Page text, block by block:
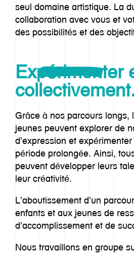
seul domaine artistique. La
collaboration avec vous et
des possibilités et des
Expérimenter
Grâce à nos parcours longs,
jeunes peuvent explorer de
d’expression et
période prolongée. Ainsi,
peuvent développer leurs
leur créativité.
L’aboutissement d’un
enfants et aux jeunes de
d’accomplissement et de
Nous travaillons en groupe